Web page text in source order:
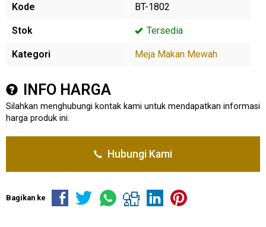
Kode BT-1802
Stok Tersedia
Kategori Meja Makan Mewah
INFO HARGA
Silahkan menghubungi kontak kami untuk mendapatkan informasi
harga produk ini.
Hubungi Kami
Bagikan ke